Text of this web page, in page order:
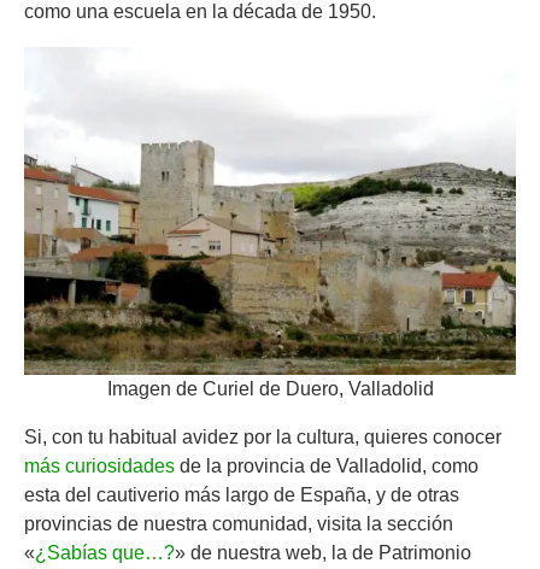
como una escuela en la década de 1950.
Imagen de Curiel de Duero, Valladolid
Si, con tu habitual avidez por la cultura, quieres conocer
más curiosidades de la provincia de Valladolid, como
esta del cautiverio más largo de España, y de otras
provincias de nuestra comunidad, visita la sección
«¿Sabías que…?» de nuestra web, la de Patrimonio